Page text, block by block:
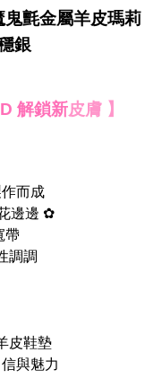
氈金屬羊皮瑪莉
銀
解鎖新皮膚 】
而成
邊邊 ✿
帶
調調
皮鞋墊
與魅力